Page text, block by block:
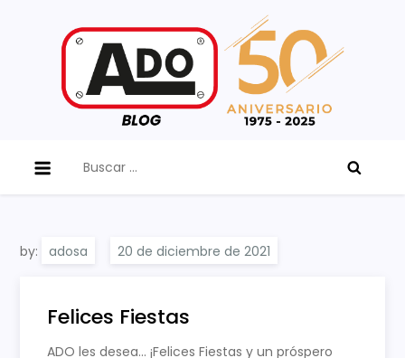
by: adosa
Felices Fiestas
ADO les desea… ¡Felices Fiestas y un próspero